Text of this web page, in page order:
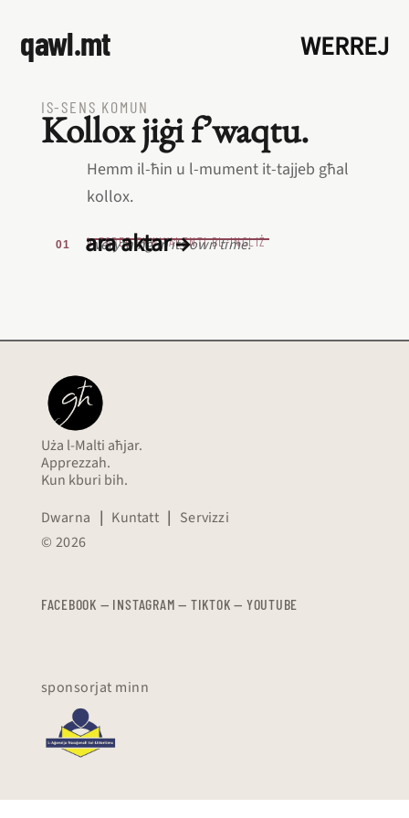
qawl.mt WERREJ
IS‑SENS KOMUN
Kollox jiġi f’waqtu.
Hemm il‑ħin u l‑mument it‑tajjeb għal
kollox.
L‑EQREB EKWIVALENTI BL‑INGLIŻ
Everything in its own time.
ara aktar →
Uża l-Malti aħjar.
Apprezzah.
Kun kburi bih.
Dwarna | Kuntatt | Servizzi
© 2026
FACEBOOK — INSTAGRAM — TIKTOK — YOUTUBE
sponsorjat minn